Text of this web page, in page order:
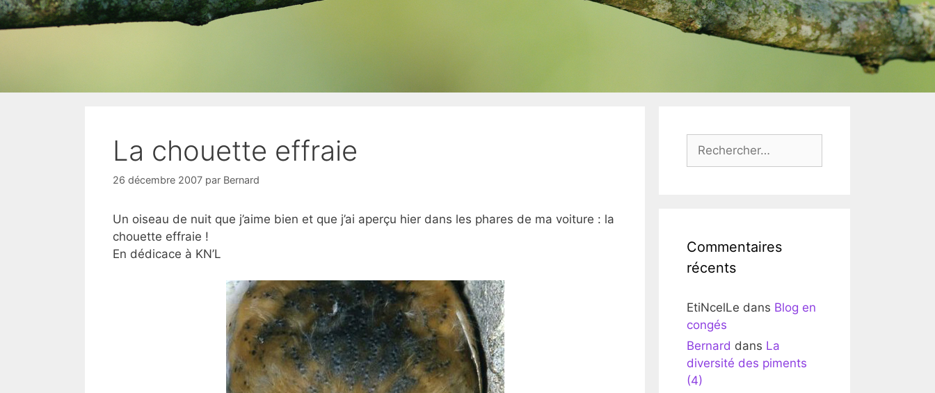
La chouette effraie
26 décembre 2007 par Bernard
Un oiseau de nuit que j’aime bien et que j’ai aperçu hier dans les phares de ma voiture : la
chouette effraie !
En dédicace à KN’L
Commentaires
récents
EtiNcelLe dans Blog en
congés
Bernard dans La
diversité des piments
(4)